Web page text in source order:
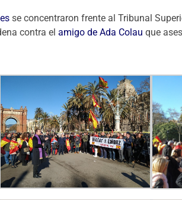
se concentraron frente al Tribunal
contra elamigo de Ada Colau que